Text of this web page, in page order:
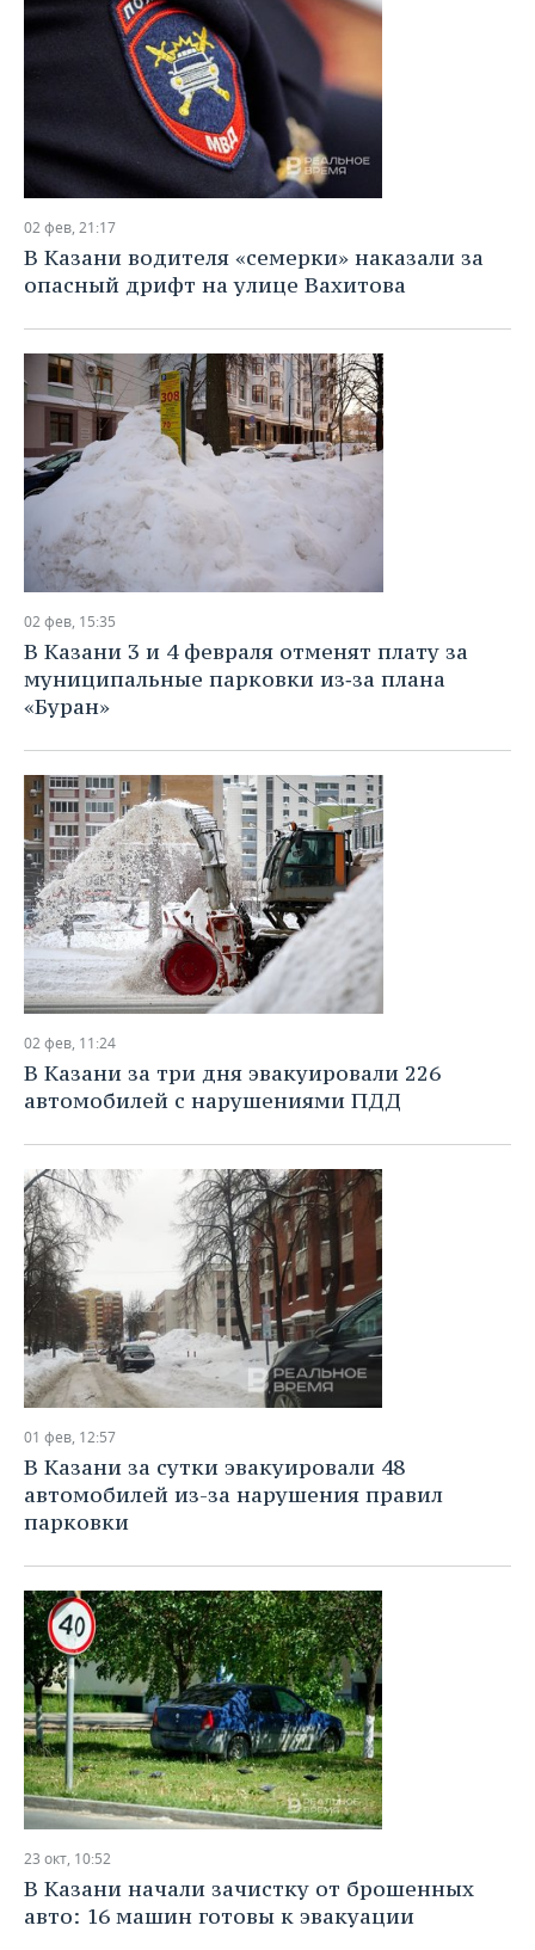
02 фев, 21:17
В Казани водителя «семерки» наказали за
опасный дрифт на улице Вахитова
02 фев, 15:35
В Казани 3 и 4 февраля отменят плату за
муниципальные парковки из‑за плана
«Буран»
02 фев, 11:24
В Казани за три дня эвакуировали 226
автомобилей с нарушениями ПДД
01 фев, 12:57
В Казани за сутки эвакуировали 48
автомобилей из-за нарушения правил
парковки
23 окт, 10:52
В Казани начали зачистку от брошенных
авто: 16 машин готовы к эвакуации